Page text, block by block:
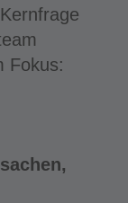
Fokus: